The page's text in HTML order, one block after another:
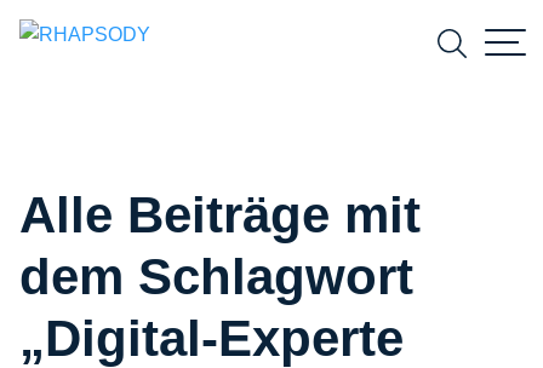
Suchen
Alle Beiträge mit
dem Schlagwort
„Digital-Experte